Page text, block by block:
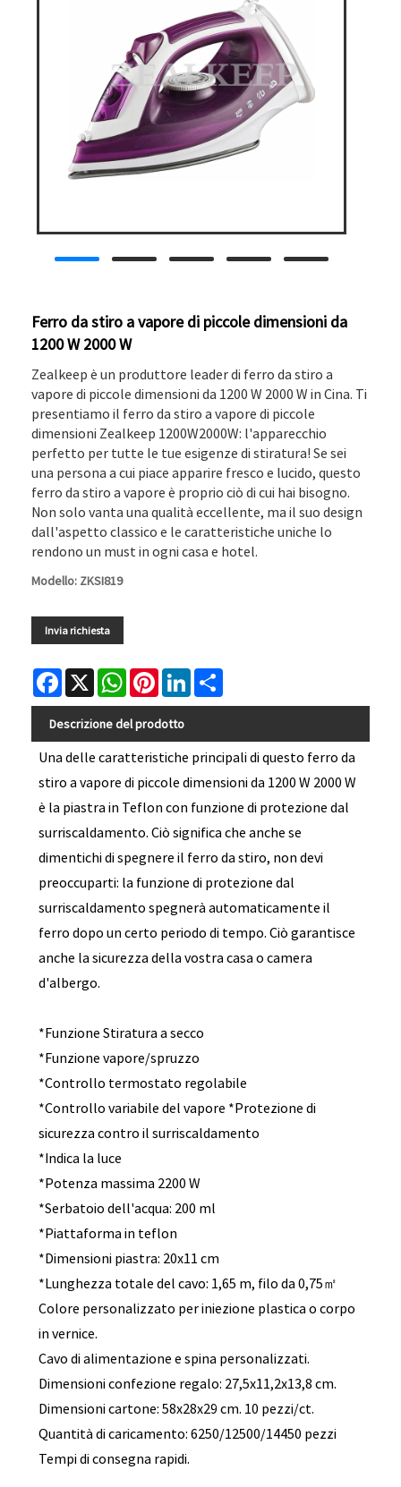
Ferro da stiro a vapore di piccole dimensioni da
1200 W 2000 W
Zealkeep è un produttore leader di ferro da stiro a
vapore di piccole dimensioni da 1200 W 2000 W in Cina. Ti
presentiamo il ferro da stiro a vapore di piccole
dimensioni Zealkeep 1200W2000W: l'apparecchio
perfetto per tutte le tue esigenze di stiratura! Se sei
una persona a cui piace apparire fresco e lucido, questo
ferro da stiro a vapore è proprio ciò di cui hai bisogno.
Non solo vanta una qualità eccellente, ma il suo design
dall'aspetto classico e le caratteristiche uniche lo
rendono un must in ogni casa e hotel.
Modello: ZKSI819
Invia richiesta
Facebook
X WhatsAppPinterestLinkedIn
Descrizione del prodotto
Una delle caratteristiche principali di questo ferro da
stiro a vapore di piccole dimensioni da 1200 W 2000 W
è la piastra in Teflon con funzione di protezione dal
surriscaldamento. Ciò significa che anche se
dimentichi di spegnere il ferro da stiro, non devi
preoccuparti: la funzione di protezione dal
surriscaldamento spegnerà automaticamente il
ferro dopo un certo periodo di tempo. Ciò garantisce
anche la sicurezza della vostra casa o camera
d'albergo.
*Funzione Stiratura a secco
*Funzione vapore/spruzzo
*Controllo termostato regolabile
*Controllo variabile del vapore *Protezione di
sicurezza contro il surriscaldamento
*Indica la luce
*Potenza massima 2200 W
*Serbatoio dell'acqua: 200 ml
*Piattaforma in teflon
*Dimensioni piastra: 20x11 cm
*Lunghezza totale del cavo: 1,65 m, filo da 0,75㎡
Colore personalizzato per iniezione plastica o corpo
in vernice.
Cavo di alimentazione e spina personalizzati.
Dimensioni confezione regalo: 27,5x11,2x13,8 cm.
Dimensioni cartone: 58x28x29 cm. 10 pezzi/ct.
Quantità di caricamento: 6250/12500/14450 pezzi
Tempi di consegna rapidi.